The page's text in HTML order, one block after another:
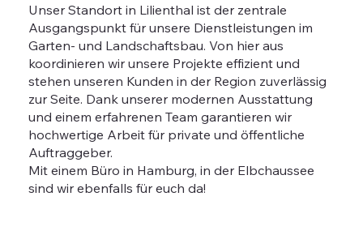
Unser Standort in Lilienthal ist der zentrale
Ausgangspunkt für unsere Dienstleistungen im
Garten- und Landschaftsbau. Von hier aus
koordinieren wir unsere Projekte effizient und
stehen unseren Kunden in der Region zuverlässig
zur Seite. Dank unserer modernen Ausstattung
und einem erfahrenen Team garantieren wir
hochwertige Arbeit für private und öffentliche
Auftraggeber.
Mit einem Büro in Hamburg, in der Elbchaussee
sind wir ebenfalls für euch da!